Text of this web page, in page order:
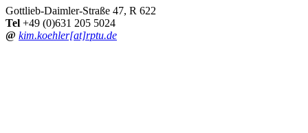
Gottlieb-Daimler-Straße 47, R 622
Tel +49 (0)631 205 5024
@ kim.koehler[at]rptu.de